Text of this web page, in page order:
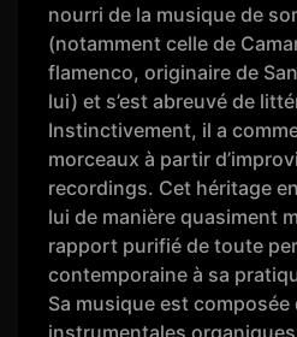
nourri de la musique de
(notamment celle de
flamenco, originaire de
lui) et s’est abreuvé de
Instinctivement, il a
morceaux à partir
recordings. Cet héritage
lui de manière quasiment
rapport purifié de toute
contemporaine à sa
Sa musique est